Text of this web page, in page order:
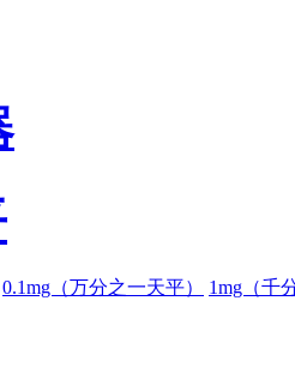
0.1mg（万分之一天平） 1mg（千